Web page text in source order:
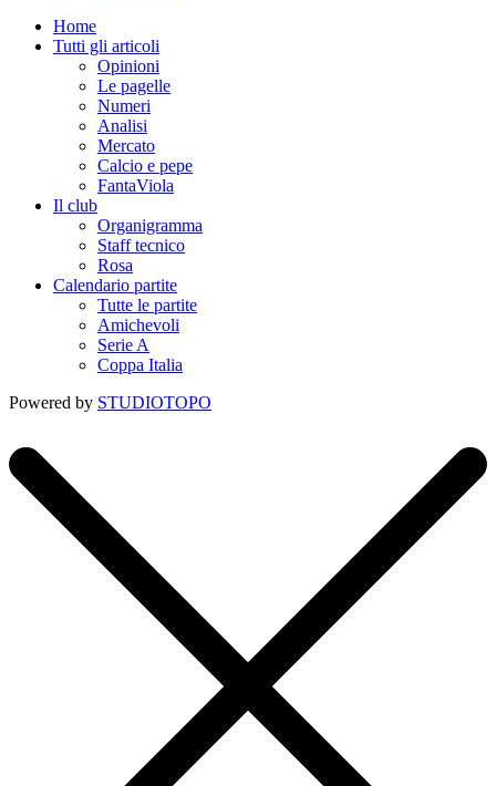
Home
Tutti gli articoli
Opinioni
Le pagelle
Numeri
Analisi
Mercato
Calcio e pepe
FantaViola
Il club
Organigramma
Staff tecnico
Rosa
Calendario partite
Tutte le partite
Amichevoli
Serie A
Coppa Italia
Powered by STUDIOTOPO